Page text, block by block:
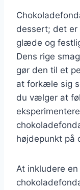
dessert; det er
glæde og
Dens rige
gør den til et
at forkæle sig
du vælger at
højdepunkt på
At inkludere